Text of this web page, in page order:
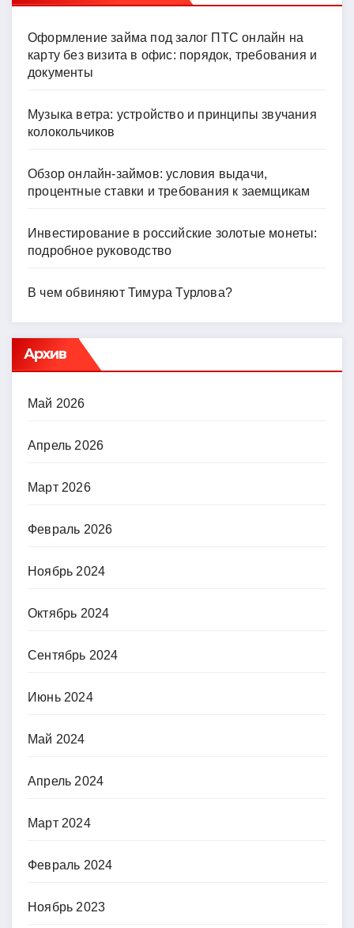
Оформление займа под залог ПТС онлайн на
карту без визита в офис: порядок, требования и
документы
Музыка ветра: устройство и принципы звучания
колокольчиков
Обзор онлайн-займов: условия выдачи,
процентные ставки и требования к заемщикам
Инвестирование в российские золотые монеты:
подробное руководство
В чем обвиняют Тимура Турлова?
Архив
Май 2026
Апрель 2026
Март 2026
Февраль 2026
Ноябрь 2024
Октябрь 2024
Сентябрь 2024
Июнь 2024
Май 2024
Апрель 2024
Март 2024
Февраль 2024
Ноябрь 2023